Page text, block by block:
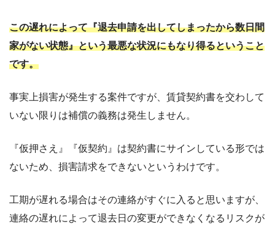
この遅れによって『退去申請を出してしまったから数日間
家がない状態』という最悪な状況にもなり得るということ
です。
事実上損害が発生する案件ですが、賃貸契約書を交わして
いない限りは補償の義務は発生しません。
『仮押さえ』『仮契約』は契約書にサインしている形では
ないため、損害請求をできないというわけです。
工期が遅れる場合はその連絡がすぐに入ると思いますが、
連絡の遅れによって退去日の変更ができなくなるリスクが